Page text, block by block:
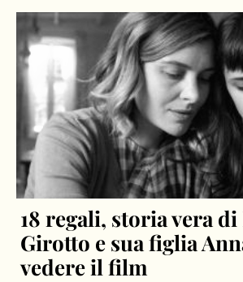
18 regali, storia vera di
Girotto e sua figlia
vedere il film